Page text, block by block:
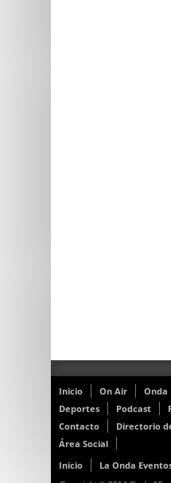
Inicio On Air Onda
Deportes
Podcast
Contacto
Directorio
Área Social
Inicio
La Onda